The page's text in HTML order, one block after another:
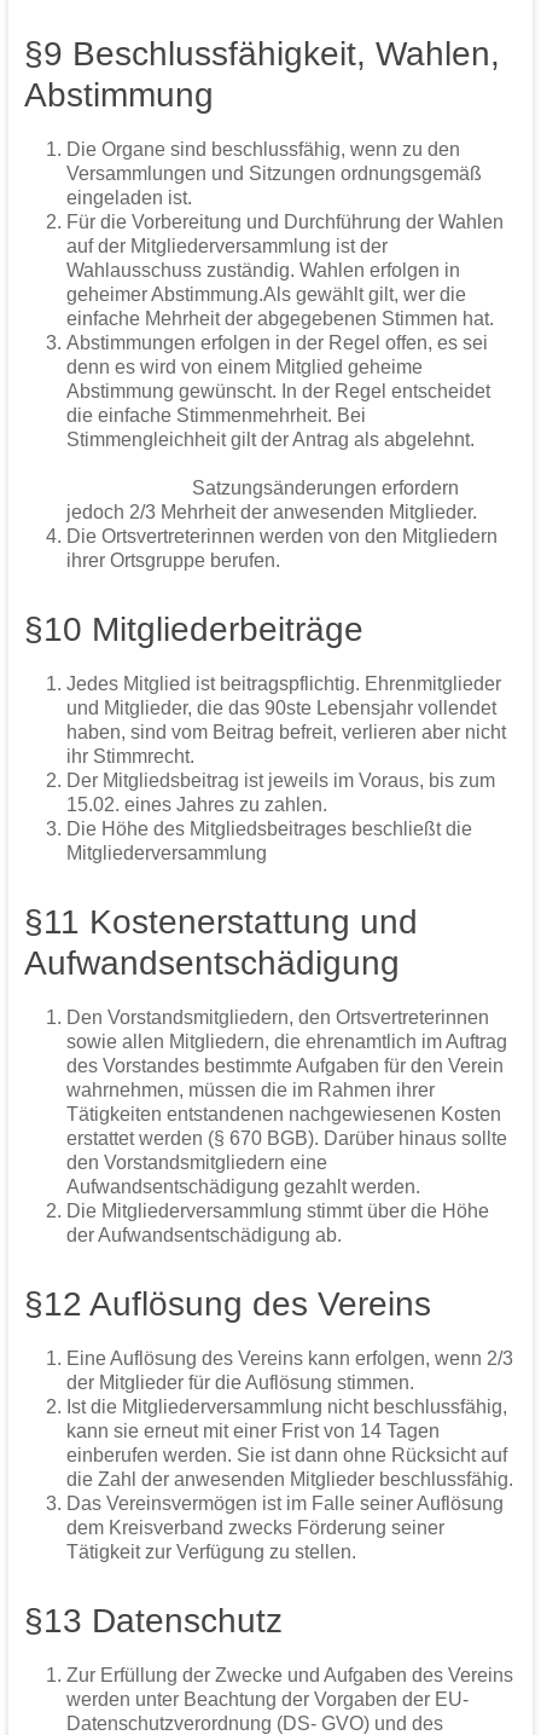
§9 Beschlussfähigkeit, Wahlen,
Abstimmung
Die Organe sind beschlussfähig, wenn zu den
Versammlungen und Sitzungen ordnungsgemäß
eingeladen ist.
Für die Vorbereitung und Durchführung der Wahlen
auf der Mitgliederversammlung ist der
Wahlausschuss zuständig. Wahlen erfolgen in
geheimer Abstimmung.Als gewählt gilt, wer die
einfache Mehrheit der abgegebenen Stimmen hat.
Abstimmungen erfolgen in der Regel offen, es sei
denn es wird von einem Mitglied geheime
Abstimmung gewünscht. In der Regel entscheidet
die einfache Stimmenmehrheit. Bei
Stimmengleichheit gilt der Antrag als abgelehnt.
Satzungsänderungen erfordern
jedoch 2/3 Mehrheit der anwesenden Mitglieder.
Die Ortsvertreterinnen werden von den Mitgliedern
ihrer Ortsgruppe berufen.
§10 Mitgliederbeiträge
Jedes Mitglied ist beitragspflichtig. Ehrenmitglieder
und Mitglieder, die das 90ste Lebensjahr vollendet
haben, sind vom Beitrag befreit, verlieren aber nicht
ihr Stimmrecht.
Der Mitgliedsbeitrag ist jeweils im Voraus, bis zum
15.02. eines Jahres zu zahlen.
Die Höhe des Mitgliedsbeitrages beschließt die
Mitgliederversammlung
§11 Kostenerstattung und
Aufwandsentschädigung
Den Vorstandsmitgliedern, den Ortsvertreterinnen
sowie allen Mitgliedern, die ehrenamtlich im Auftrag
des Vorstandes bestimmte Aufgaben für den Verein
wahrnehmen, müssen die im Rahmen ihrer
Tätigkeiten entstandenen nachgewiesenen Kosten
erstattet werden (§ 670 BGB). Darüber hinaus sollte
den Vorstandsmitgliedern eine
Aufwandsentschädigung gezahlt werden.
Die Mitgliederversammlung stimmt über die Höhe
der Aufwandsentschädigung ab.
§12 Auflösung des Vereins
Eine Auflösung des Vereins kann erfolgen, wenn 2/3
der Mitglieder für die Auflösung stimmen.
Ist die Mitgliederversammlung nicht beschlussfähig,
kann sie erneut mit einer Frist von 14 Tagen
einberufen werden. Sie ist dann ohne Rücksicht auf
die Zahl der anwesenden Mitglieder beschlussfähig.
Das Vereinsvermögen ist im Falle seiner Auflösung
dem Kreisverband zwecks Förderung seiner
Tätigkeit zur Verfügung zu stellen.
§13 Datenschutz
Zur Erfüllung der Zwecke und Aufgaben des Vereins
werden unter Beachtung der Vorgaben der EU-
Datenschutzverordnung (DS- GVO) und des